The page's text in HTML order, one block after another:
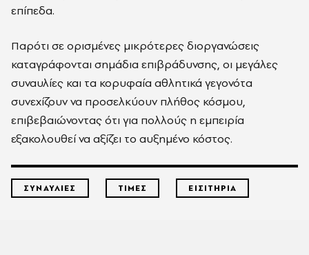
επίπεδα.
Παρότι σε ορισμένες μικρότερες διοργανώσεις
καταγράφονται σημάδια επιβράδυνσης, οι μεγάλες
συναυλίες και τα κορυφαία αθλητικά γεγονότα
συνεχίζουν να προσελκύουν πλήθος κόσμου,
επιβεβαιώνοντας ότι για πολλούς η εμπειρία
εξακολουθεί να αξίζει το αυξημένο κόστος.
ΣΥΝΑΥΛΙΕΣ ΤΙΜΕΣ ΕΙΣΙΤΗΡΙΑ